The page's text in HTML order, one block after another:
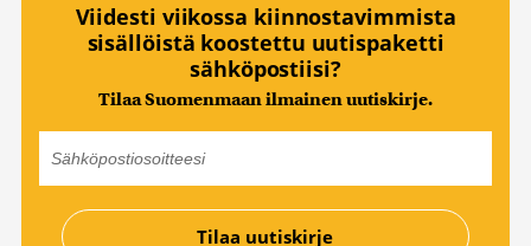
Viidesti viikossa kiinnostavimmista
sisällöistä koostettu uutispaketti
sähköpostiisi?
Tilaa Suomenmaan ilmainen uutiskirje.